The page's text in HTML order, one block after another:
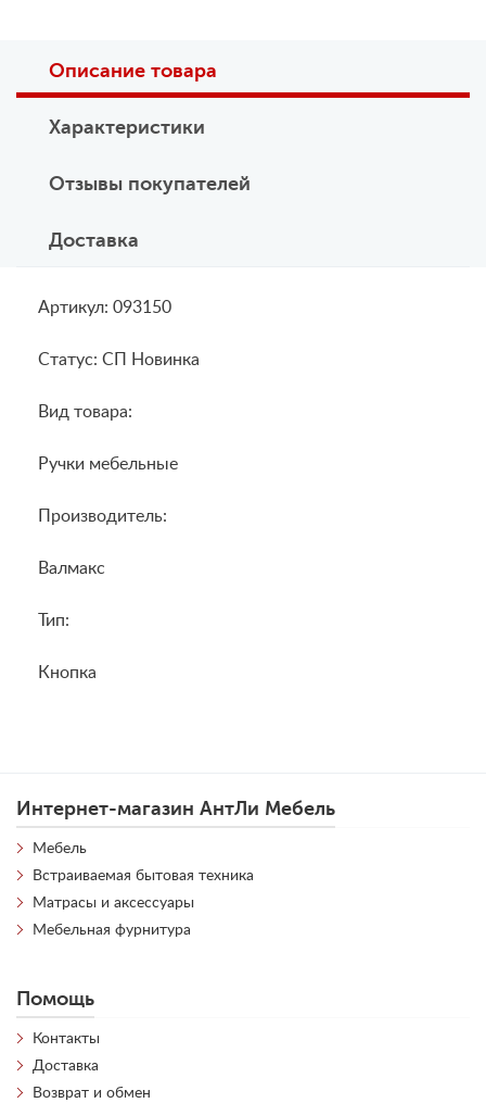
Описание товара
Характеристики
Отзывы покупателей
Доставка
Артикул: 093150
Статус: СП Новинка
Вид товара:
Ручки мебельные
Производитель:
Валмакс
Тип:
Кнопка
Интернет-магазин АнтЛи Мебель
Мебель
Встраиваемая бытовая техника
Матрасы и аксессуары
Мебельная фурнитура
Помощь
Контакты
Доставка
Возврат и обмен